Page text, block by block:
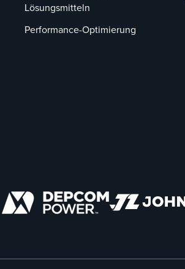
Lösungsmitteln
Performance-Optimierung